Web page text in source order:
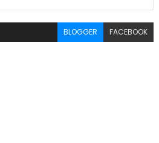
BLOGGER FACEBOOK